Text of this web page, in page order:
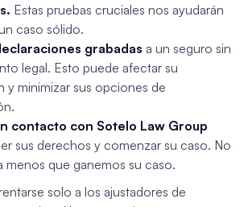
Estas pruebas cruciales nos ayudarán
caso sólido.
grabadas a un seguro sin
legal. Esto puede afectar su
y minimizar sus opciones de
contacto con Sotelo Law Group
sus derechos y comenzar su caso. No
menos que ganemos su caso.
solo a los ajustadores de